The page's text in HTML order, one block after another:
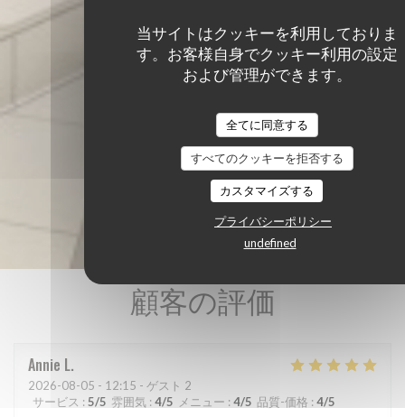
当サイトはクッキーを利用しておりま
す。お客様自身でクッキー利用の設定
および管理ができます。
全てに同意する
すべてのクッキーを拒否する
カスタマイズする
プライバシーポリシー
undefined
顧客の評価
Annie L
2026-08-05 - 12:15 - ゲスト 2
サービス : 5/5 雰囲気 : 4/5 メニュー : 4/5 品質-価格 : 4/5